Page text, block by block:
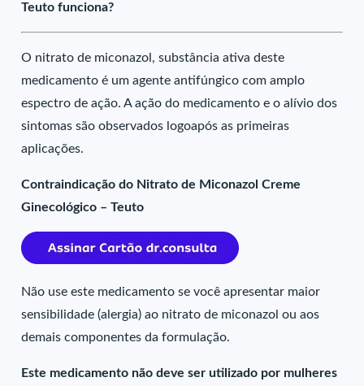
Teuto funciona?
O nitrato de miconazol, substância ativa deste
medicamento é um agente antifúngico com amplo
espectro de ação. A ação do medicamento e o alívio dos
sintomas são observados logoapós as primeiras
aplicações.
Contraindicação do Nitrato de Miconazol Creme
Ginecológico – Teuto
Não use este medicamento se você apresentar maior
sensibilidade (alergia) ao nitrato de miconazol ou aos
demais componentes da formulação.
Este medicamento não deve ser utilizado por mulheres